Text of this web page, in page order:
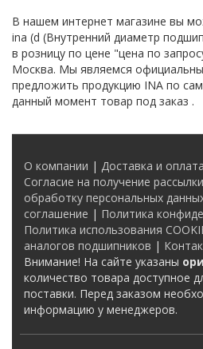
В нашем интернет магазине вы
ina (d (Внутренний диаметр
в розницу по цене "цена по
Москва. Мы являемся
предложить продукцию INA по
данный момент товар под заказ .
О компании | Доставка и оплата
Согласие на получение рассылки
обработку персональных
соглашение | Политика
Политика использования
аналогов подшипников |
Внимание! На сайте указаны
количество товара доступное
поставки. Перед заказом
информацию у менеджеров.